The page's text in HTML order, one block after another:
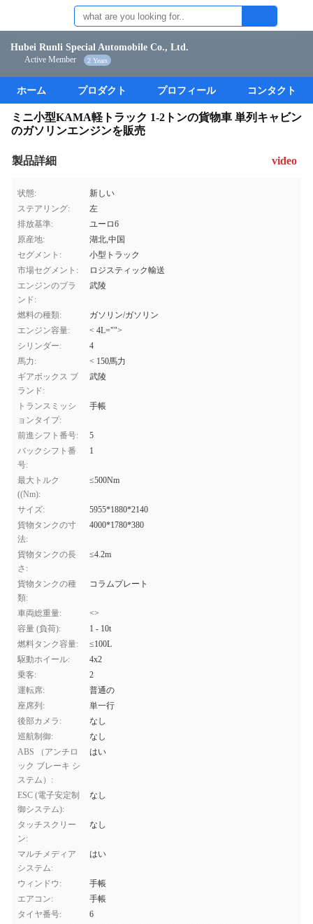
Hubei Runli Special Automobile Co., Ltd.
Active Member 2 Years
ホーム プロダクト プロフィール コンタクト
ミニ小型KAMA軽トラック 1-2トンの貨物車 単列キャビン
のガソリンエンジンを販売
製品詳細 video
状態:
新しい
ステアリング:
左
排放基準:
ユーロ6
原産地:
湖北,中国
セグメント:
小型トラック
市場セグメント:
ロジスティック輸送
エンジンのブラ
ンド:
武陵
燃料の種類:
ガソリン/ガソリン
エンジン容量:
< 4L="">
シリンダー:
4
馬力:
< 150馬力
ギアボックス ブ
ランド:
武陵
トランスミッシ
ョンタイプ:
手帳
前進シフト番号:
5
バックシフト番
号:
1
最大トルク
((Nm):
≤500Nm
サイズ:
5955*1880*2140
貨物タンクの寸
法:
4000*1780*380
貨物タンクの長
さ:
≤4.2m
貨物タンクの種
類:
コラムプレート
車両総重量:
<>
容量 (負荷):
1 - 10t
燃料タンク容量:
≤100L
駆動ホイール:
4x2
乗客:
2
運転席:
普通の
座席列:
単一行
後部カメラ:
なし
巡航制御:
なし
ABS （アンチロ
ック ブレーキ シ
ステム）:
はい
ESC (電子安定制
御システム):
なし
タッチスクリー
ン:
なし
マルチメディア
システム:
はい
ウィンドウ:
手帳
エアコン:
手帳
タイヤ番号:
6